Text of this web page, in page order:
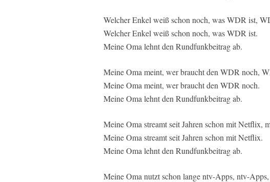
Welcher Enkel weiß schon noch, was WDR ist,
Welcher Enkel weiß schon noch, was WDR ist.
Meine Oma lehnt den Rundfunkbeitrag ab.
Meine Oma meint, wer braucht den WDR noch,
Meine Oma meint, wer braucht den WDR noch.
Meine Oma lehnt den Rundfunkbeitrag ab.
Meine Oma streamt seit Jahren schon mit Netflix,
Meine Oma streamt seit Jahren schon mit Netflix.
Meine Oma lehnt den Rundfunkbeitrag ab.
Meine Oma nutzt schon lange ntv-Apps, ntv-